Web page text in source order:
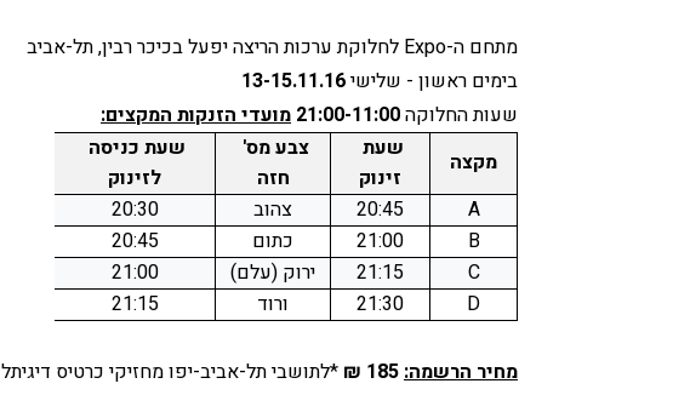
מתחם ה-Expo לחלוקת ערכות הריצה יפעל בכיכר רבין, תל-אביב
בימים ראשון - שלישי 13-15.11.16
שעות החלוקה 21:00-11:00 מועדי הזנקות המקצים:
מקצה
זינוק
חזה
לזינוק
A
20:45 צהוב
20:30
B
21:00 כתום
20:45
C
21:15 ירוק (עלם)
21:00
D
21:30 ורוד 21:15
מחיר הרשמה: *לתושבי תל-אביב-יפו מחזיקי כרטיס דיגיתל 20% הנחה בתהליך ההרשמה (אין כפל הנחות)